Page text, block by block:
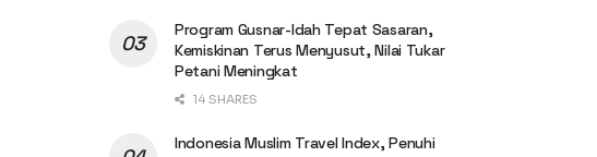
Program Gusnar-Idah Tepat Sasaran,
Kemiskinan Terus Menyusut, Nilai Tukar
Petani Meningkat
14 SHARES
Indonesia Muslim Travel Index, Penuhi